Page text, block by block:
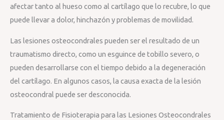
afectar tanto al hueso como al cartílago que lo recubre, lo que
puede llevar a dolor, hinchazón y problemas de movilidad.
Las lesiones osteocondrales pueden ser el resultado de un
traumatismo directo, como un esguince de tobillo severo, o
pueden desarrollarse con el tiempo debido a la degeneración
del cartílago. En algunos casos, la causa exacta de la lesión
osteocondral puede ser desconocida.
Tratamiento de Fisioterapia para las Lesiones Osteocondrales